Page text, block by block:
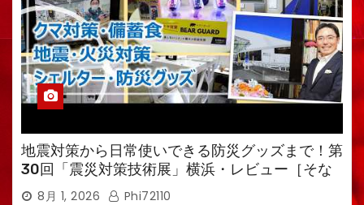
地震対策から日常使いできる防災グッズまで！第
30回「震災対策技術展」横浜・レビュー［そな
えるTV・高荷智也］
8月 1, 2026 Phi72110